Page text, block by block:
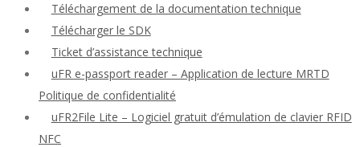
Téléchargement de la documentation technique
Télécharger le SDK
Ticket d’assistance technique
uFR e-passport reader – Application de lecture MRTD
Politique de confidentialité
uFR2File Lite – Logiciel gratuit d’émulation de clavier RFID
NFC